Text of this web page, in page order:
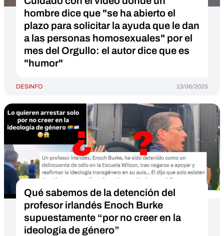
hombre dice que "se ha abierto el
plazo para solicitar la ayuda que le dan
a las personas homosexuales" por el
mes del Orgullo: el autor dice que es
"humor"
DESINFO 13/06/2025
Qué sabemos de la detención del
profesor irlandés Enoch Burke
supuestamente “por no creer en la
ideología de género”